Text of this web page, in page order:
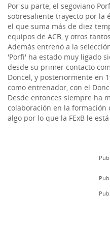
Por su parte, el segoviano
sobresaliente trayecto por la
el que suma más de diez
equipos de ACB, y otros
Además entrenó a la
'Porfi' ha estado muy ligado
desde su primer contacto
Doncel, y posteriormente en
como entrenador, con el
Desde entonces siempre ha
colaboración en la formación
algo por lo que la FExB le